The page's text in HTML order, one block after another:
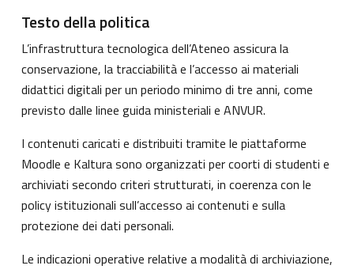
Testo della politica
L’infrastruttura tecnologica dell’Ateneo assicura la
conservazione, la tracciabilità e l’accesso ai materiali
didattici digitali per un periodo minimo di tre anni, come
previsto dalle linee guida ministeriali e ANVUR.
I contenuti caricati e distribuiti tramite le piattaforme
Moodle e Kaltura sono organizzati per coorti di studenti e
archiviati secondo criteri strutturati, in coerenza con le
policy istituzionali sull’accesso ai contenuti e sulla
protezione dei dati personali.
Le indicazioni operative relative a modalità di archiviazione,